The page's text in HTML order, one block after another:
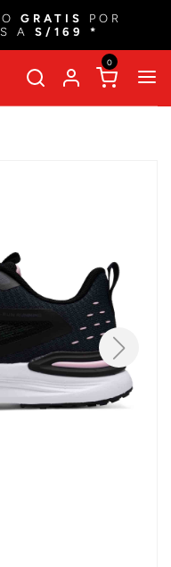
GRATIS
POR
A S/169 *
0